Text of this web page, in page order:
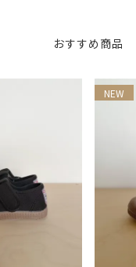
おすすめ商品
NEW